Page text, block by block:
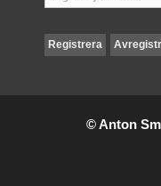
© Anton